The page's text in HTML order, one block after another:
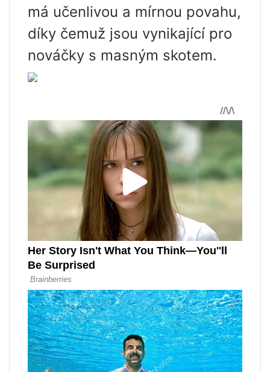
má učenlivou a mírnou povahu,
díky čemuž jsou vynikající pro
nováčky s masným skotem.